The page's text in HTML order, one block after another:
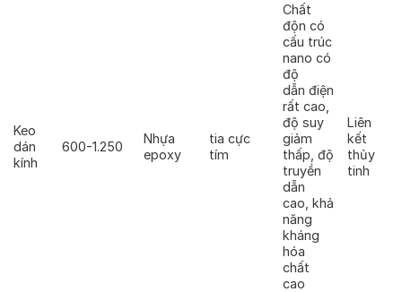
Keo
dán
kính
600-1.250
Nhựa
epoxy
tia cực
tím
Chất
độn có
cấu trúc
nano có
độ
dẫn điện
rất cao,
độ suy
giảm
thấp, độ
truyền
dẫn
cao, khả
năng
kháng
hóa
chất
cao
Liên
kết
thủy
tinh